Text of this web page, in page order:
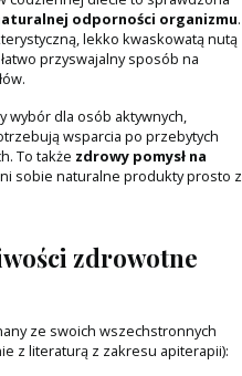
odporności organizmu.
lekko kwaskowatą nutą
przyswajalny sposób na
wybór dla osób aktywnych,
wsparcia po przebytych
To także zdrowy pomysł na
sobie naturalne produkty prosto z
zdrowotne
ze swoich wszechstronnych
z literaturą z zakresu apiterapii):